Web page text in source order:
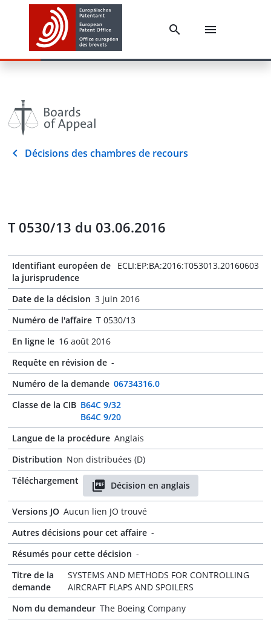
Décisions des chambres de recours
T 0530/13 du 03.06.2016
Identifiant européen de
la jurisprudence
ECLI:EP:BA:2016:T053013.20160603
Date de la décision 3 juin 2016
Numéro de l'affaire T 0530/13
En ligne le 16 août 2016
Requête en révision de -
Numéro de la demande 06734316.0
Classe de la CIB B64C 9/32
B64C 9/20
Langue de la procédure Anglais
Distribution Non distribuées (D)
Téléchargement
Décision en anglais
Versions JO Aucun lien JO trouvé
Autres décisions pour cet affaire -
Résumés pour cette décision -
Titre de la
demande
SYSTEMS AND METHODS FOR CONTROLLING
AIRCRAFT FLAPS AND SPOILERS
Nom du demandeur The Boeing Company